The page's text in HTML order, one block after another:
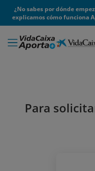
¿No sabes por dónde
explicamos cómo funciona
Para